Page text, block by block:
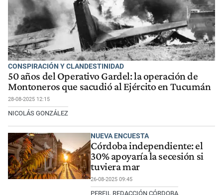
CONSPIRACIÓN Y CLANDESTINIDAD
50 años del Operativo Gardel: la operación de
Montoneros que sacudió al Ejército en Tucumán
28-08-2025 12:15
NICOLÁS GONZÁLEZ
NUEVA ENCUESTA
Córdoba independiente: el
30% apoyaría la secesión si
tuviera mar
26-08-2025 09:45
PERFIL REDACCIÓN CÓRDOBA